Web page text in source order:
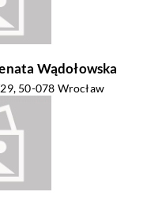
Wądołowska
50-078 Wrocław